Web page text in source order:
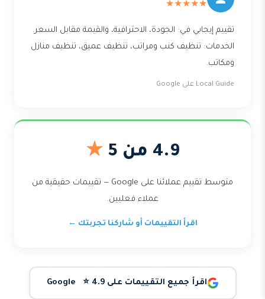
★★★★★
تقييم إيجابي في: الجودة، الاحترافية، والقيمة مقابل السعر.
الخدمات: تنظيف كنب ومراتب، تنظيف عميق، تنظيف منازل
ومكاتب.
Local Guide على Google
4.9 من 5 ★
متوسط تقييم عملائنا على Google — تقييمات حقيقية من
عملاء فعليين.
اقرأ التقييمات أو شاركنا تجربتك ←
اقرأ جميع التقييمات على Google ⭐ 4.9